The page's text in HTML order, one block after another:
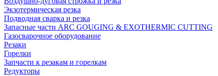
Экзотермическая резка
Подводная сварка и резка
Запасные части ARC GOUGING & EXOTHERMIC CUTTING
Газосварочное оборудование
Резаки
Горелки
Запчасти к резакам и горелкам
Редукторы